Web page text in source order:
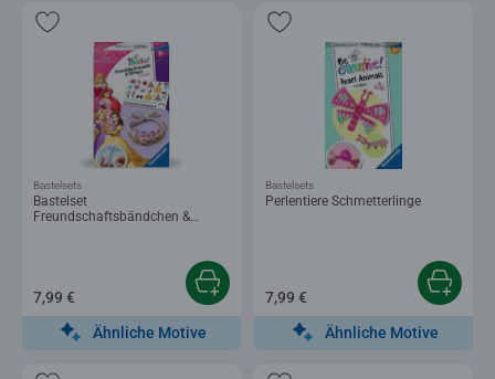
Bastelset
Freundschaftsbändchen &
Bastelsets
7,99 €
Ähnliche Motive
Perlentiere Schmetterlinge
Bastelsets
7,99 €
Ähnliche Motive